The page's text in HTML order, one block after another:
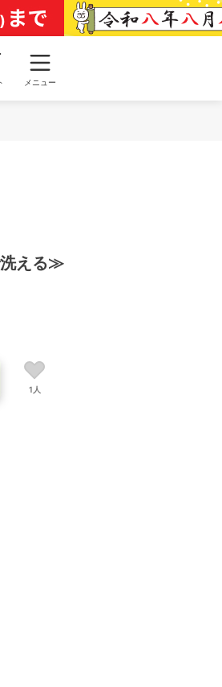
メニュー
える≫
1人